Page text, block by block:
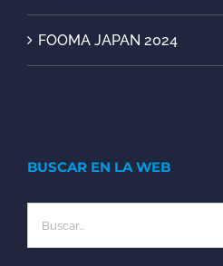
FOOMA JAPAN 2024
BUSCAR EN LA WEB
Buscar: